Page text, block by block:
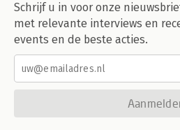
Schrijf u in voor onze
met relevante interviews en
events en de beste acties.